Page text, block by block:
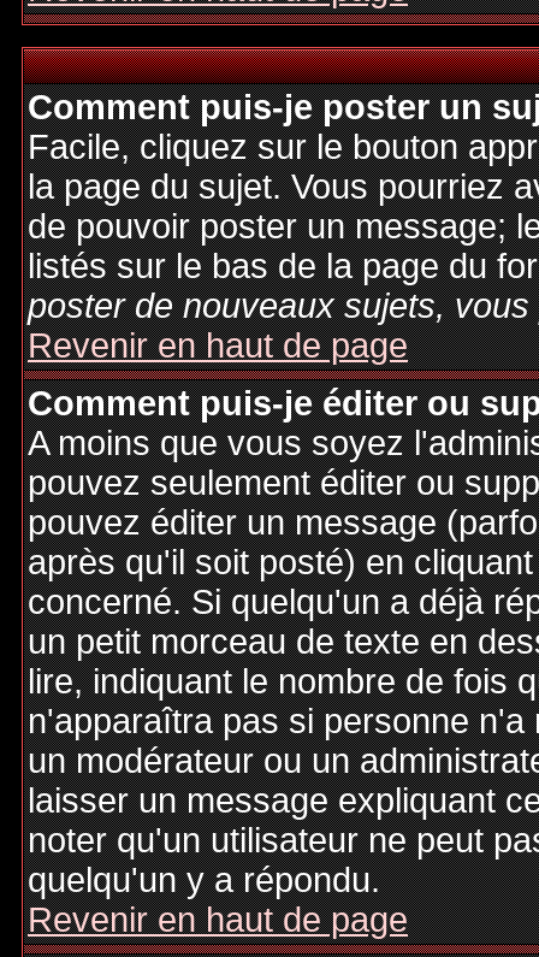
Comment puis-je poster un
Facile, cliquez sur le bouton
la page du sujet. Vous pourriez
de pouvoir poster un message;
listés sur le bas de la page du
poster de nouveaux sujets,
Revenir en haut de page
Comment puis-je éditer ou
A moins que vous soyez
pouvez seulement éditer ou
pouvez éditer un message
après qu'il soit posté) en
concerné. Si quelqu'un a déjà
un petit morceau de texte en
lire, indiquant le nombre de fois
n'apparaîtra pas si personne
un modérateur ou un
laisser un message expliquant
noter qu'un utilisateur ne peut
quelqu'un y a répondu.
Revenir en haut de page